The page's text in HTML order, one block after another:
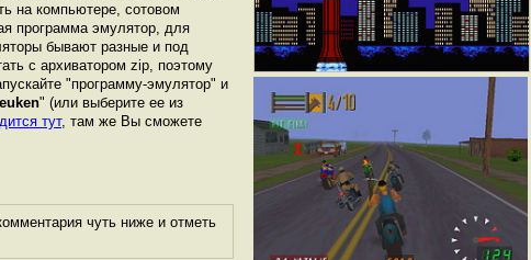
на компьютере, сотовом
программа эмулятор, для
бывают разные и под
с архиватором zip, поэтому
"программу-эмулятор" и
" (или выберите ее из
тут, там же Вы сможете
чуть ниже и отметь